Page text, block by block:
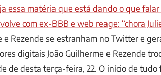
essa matéria que está dando o que
com ex-BBB e web reage: “chora
e Rezende se estranham no Twitter e
digitais João Guilherme e Rezende
de desta terça-feira, 22. O início de tudo